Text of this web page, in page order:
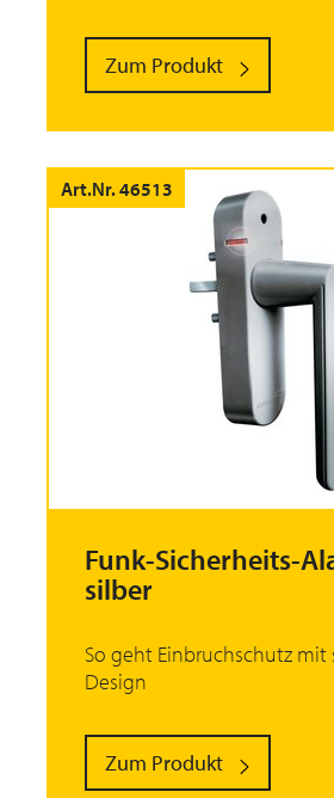
Zum Produkt
Art.Nr. 46513
Funk-Sicherheits-
silber
So geht Einbruchschutz mit
Design
Zum Produkt